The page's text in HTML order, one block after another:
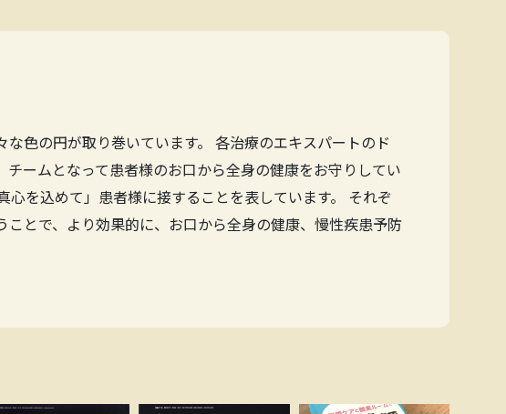
色の円が取り巻いています。 各治療のエキスパートのド
ームとなって患者様のお口から全身の健康をお守りしてい
を込めて」患者様に接することを表しています。 それぞ
とで、より効果的に、お口から全身の健康、慢性疾患予防